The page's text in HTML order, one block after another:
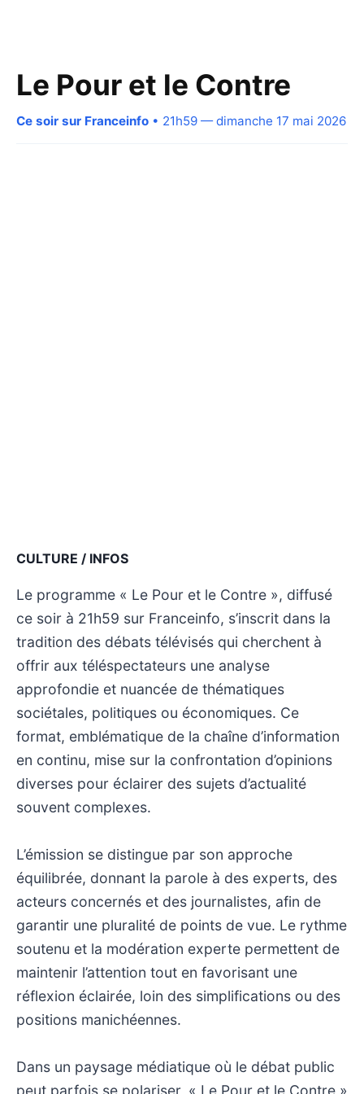
Le Pour et le Contre
Ce soir sur Franceinfo • 21h59 — dimanche 17 mai 2026
CULTURE / INFOS
Le programme « Le Pour et le Contre », diffusé
ce soir à 21h59 sur Franceinfo, s’inscrit dans la
tradition des débats télévisés qui cherchent à
offrir aux téléspectateurs une analyse
approfondie et nuancée de thématiques
sociétales, politiques ou économiques. Ce
format, emblématique de la chaîne d’information
en continu, mise sur la confrontation d’opinions
diverses pour éclairer des sujets d’actualité
souvent complexes.
L’émission se distingue par son approche
équilibrée, donnant la parole à des experts, des
acteurs concernés et des journalistes, afin de
garantir une pluralité de points de vue. Le rythme
soutenu et la modération experte permettent de
maintenir l’attention tout en favorisant une
réflexion éclairée, loin des simplifications ou des
positions manichéennes.
Dans un paysage médiatique où le débat public
peut parfois se polariser, « Le Pour et le Contre »